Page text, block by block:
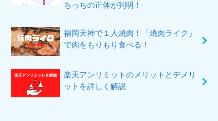
ちっちの正体が判明！
福岡天神で１人焼肉！「焼肉ライク」
で肉をもりもり食べる！
楽天アンリミットのメリットとデメリ
ットを詳しく解説